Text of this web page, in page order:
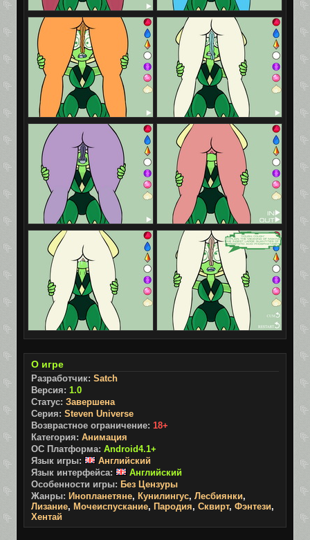
О игре
Разработчик: Satch
Версия: 1.0
Статус: Завершена
Серия: Steven Universe
Возврастное ограничение: 18+
Категория: Анимация
ОС Платформа: Android4.1+
Язык игры:
Английский
Язык интерфейса:
Английский
Особенности игры: Без Цензуры
Жанры: Инопланетяне, Кунилингус, Лесбиянки,
Лизание, Мочеиспускание, Пародия, Сквирт, Фэнтези,
Хентай